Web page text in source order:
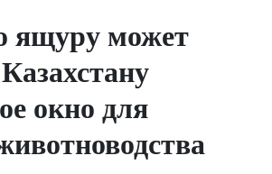
ящуру может
окно для